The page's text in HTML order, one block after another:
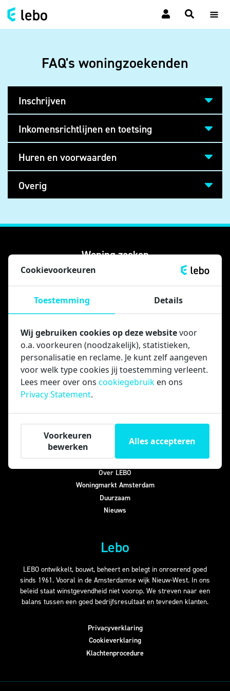
FAQ's woningzoekenden
Inschrijven
Inkomensrichtlijnen en toetsing
Huren en voorwaarden
Overig
Woning zoeken
FAQ’s woningzoekenden
Huurders
Mijn LEBO
Reparatie melden
FAQ’s Huurders
Zakelijk
Over LEBO
Woningmarkt Amsterdam
Duurzaam
Nieuws
Lebo
LEBO ontwikkelt, bouwt, beheert en belegt in onroerend goed
sinds 1961. Vooral in de Amsterdamse wijk Nieuw-West. In ons
beleid staat winstgevendheid niet voorop. We streven naar een
balans tussen een goed bedrijfsresultaat en tevreden klanten.
Privacyverklaring
Cookieverklaring
Klachtenprocedure
Cookievoorkeuren
Toestemming Details
Wij gebruiken cookies op deze websitevoor
o.a. voorkeuren (noodzakelijk), statistieken,
personalisatie en reclame. Je kunt zelf aangeven
voor welk type cookies jij toestemming verleent.
Lees meer over ons cookiegebruik en ons
Privacy Statement.
Voorkeuren
bewerken
Alles accepteren